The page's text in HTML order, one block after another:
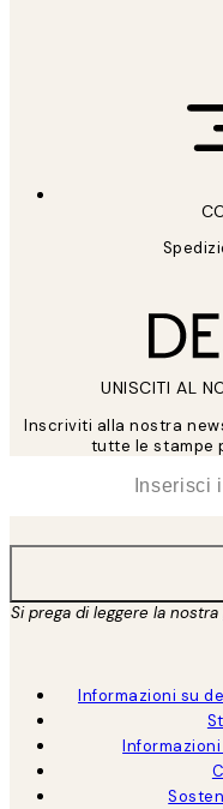
UNISCITI AL
Inscriviti alla nostra
tutte le stampe
Si prega di leggere la nostra
Informazioni su